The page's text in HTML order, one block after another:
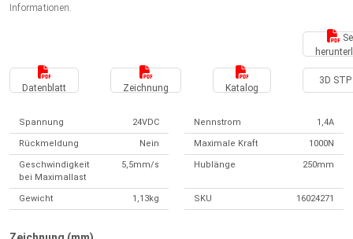
Informationen.
Datenblatt Zeichnung Katalog
3D STP
Spannung 24VDC Nennstrom 1,4A
Rückmeldung Nein Maximale Kraft 1000N
Geschwindigkeit
bei Maximallast
5,5mm/s Hublänge 250mm
Gewicht 1,13kg SKU 16024271